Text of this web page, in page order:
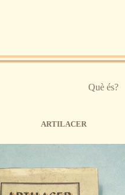
Què és?
ARTILACER